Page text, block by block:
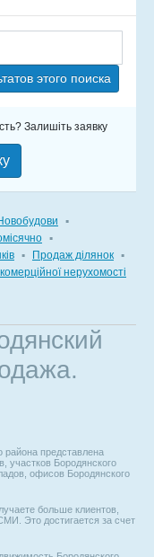
этого поиска
Залишіть заявку
▪
▪
▪ Продаж ділянок ▪
нерухомості
района представлена
участков Бородянского
офисов Бородянского
больше клиентов,
Это достигается за счет